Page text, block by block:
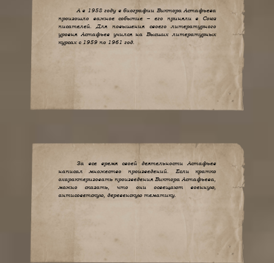
А в 1958 году в биографии Виктора Астафьева
произошло важное событие – его приняли в Союз
писателей. Для повышения своего литературного
уровня Астафьев учился на Высших литературных
курсах с 1959 по 1961 год.
За все время своей деятельности Астафьев
написал множество произведений. Если кратко
охарактеризовать произведения Виктора Астафьева,
можно сказать, что они освещают военную,
антисоветскую, деревенскую тематику.